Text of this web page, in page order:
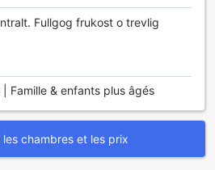
Fullgog frukost o trevlig
| Famille & enfants plus âgés
les chambres et les prix